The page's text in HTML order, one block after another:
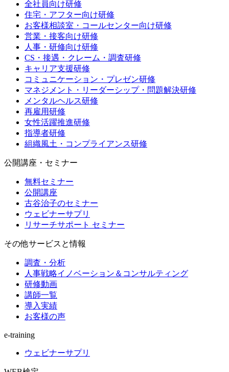
全社員向け研修
住宅・アフター向け研修
お客様相談室・コールセンター向け研修
営業・接客向け研修
人事・研修向け研修
CS・接遇・クレーム・調査研修
キャリア支援研修
コミュニケーション・プレゼン研修
マネジメント・リーダーシップ・問題解決研修
メンタルヘルス研修
再雇用研修
女性活躍推進研修
指導者研修
組織風土・コンプライアンス研修
公開講座・セミナー
無料セミナー
公開講座
古谷治子のセミナー
ウェビナーサプリ
リサーチサポート セミナー
その他サービスと情報
調査・分析
人事戦略イノベーション＆コンサルティング
研修動画
講師一覧
導入実績
お客様の声
e-training
ウェビナーサプリ